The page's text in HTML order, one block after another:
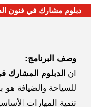
في فنون الطهي
:
المشارك في فنون
والضيافة هو برنامجاً
المهارات الأساسية